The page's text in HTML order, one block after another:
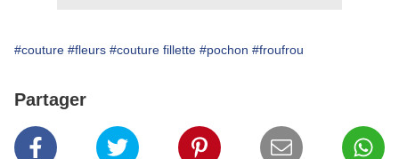
#couture #fleurs #couture fillette #pochon #froufrou
Partager